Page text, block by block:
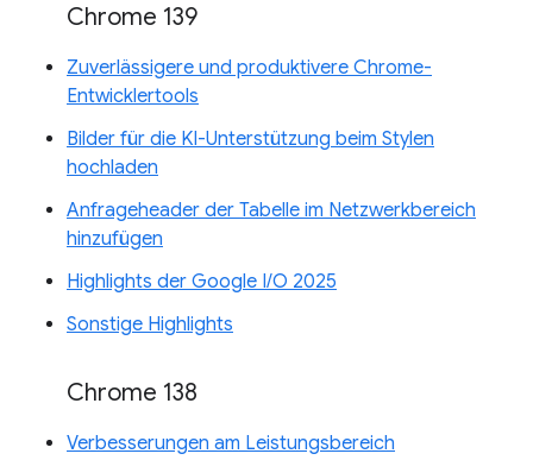
Chrome 139
Zuverlässigere und produktivere Chrome-
Entwicklertools
Bilder für die KI-Unterstützung beim Stylen
hochladen
Anfrageheader der Tabelle im Netzwerkbereich
hinzufügen
Highlights der Google I/O 2025
Sonstige Highlights
Chrome 138
Verbesserungen am Leistungsbereich